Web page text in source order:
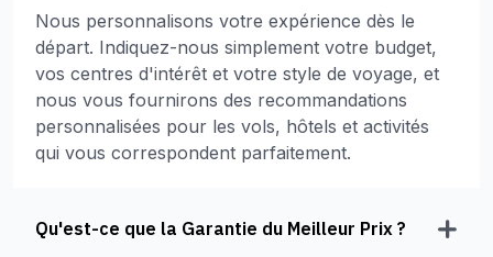
Nous personnalisons votre expérience dès le
départ. Indiquez-nous simplement votre budget,
vos centres d'intérêt et votre style de voyage, et
nous vous fournirons des recommandations
personnalisées pour les vols, hôtels et activités
qui vous correspondent parfaitement.
Qu'est-ce que la Garantie du Meilleur Prix ?